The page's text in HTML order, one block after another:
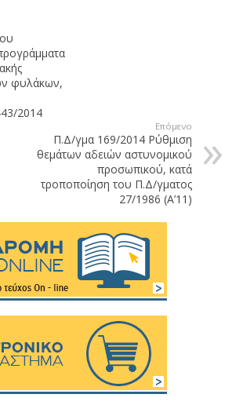
φυλάκων,
2014
Επόμενο
Π.Δ/γμα 169/2014 Ρύθμιση
θεμάτων αδειών αστυνομικού
προσωπικού, κατά
τροποποίηση του Π.Δ/γματος
27/1986 (Α’11)